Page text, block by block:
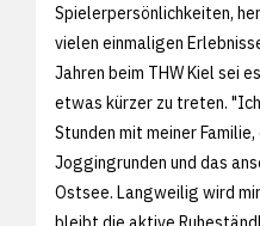
Spielerpersönlichkeiten,
vielen einmaligen
Jahren beim THW Kiel sei
etwas kürzer zu treten.
Stunden mit meiner
Joggingrunden und das
Ostsee. Langweilig wird